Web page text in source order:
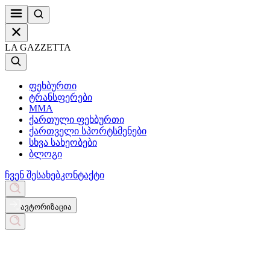
LA GAZZETTA
ფეხბურთი
ტრანსფერები
MMA
ქართული ფეხბურთი
ქართველი სპორტსმენები
სხვა სახეობები
ბლოგი
ჩვენ შესახებკონტაქტი
ავტორიზაცია